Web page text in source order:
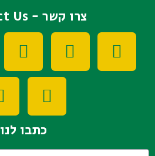
צרו קשר - Contact Us
כתבו לנו